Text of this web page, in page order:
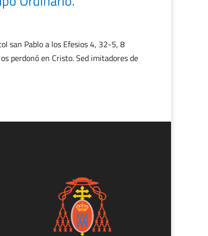
san Pablo a los Efesios 4, 32-5, 8
perdonó en Cristo. Sed imitadores de